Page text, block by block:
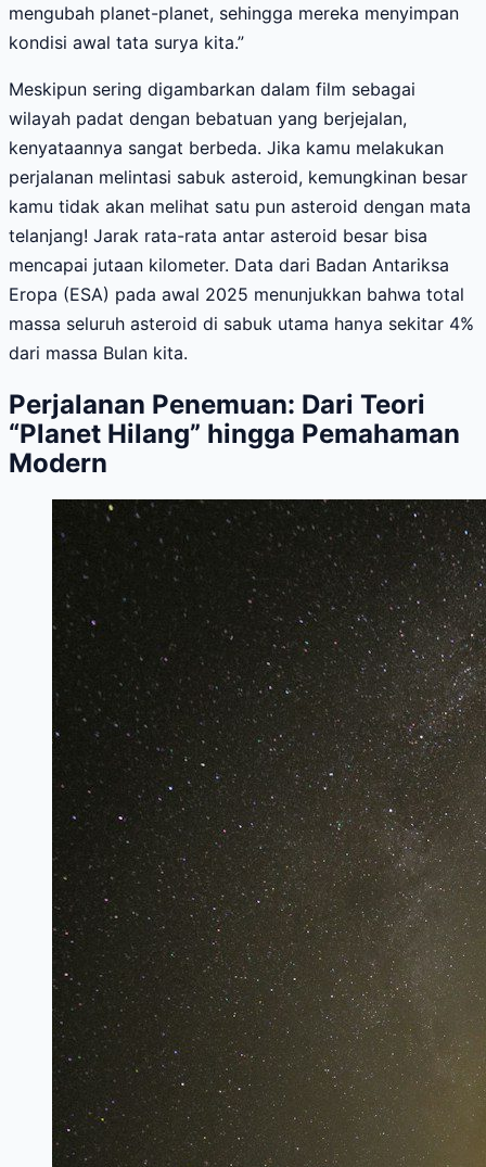
mengubah planet-planet, sehingga mereka menyimpan
kondisi awal tata surya kita.”
Meskipun sering digambarkan dalam film sebagai
wilayah padat dengan bebatuan yang berjejalan,
kenyataannya sangat berbeda. Jika kamu melakukan
perjalanan melintasi sabuk asteroid, kemungkinan besar
kamu tidak akan melihat satu pun asteroid dengan mata
telanjang! Jarak rata-rata antar asteroid besar bisa
mencapai jutaan kilometer. Data dari Badan Antariksa
Eropa (ESA) pada awal 2025 menunjukkan bahwa total
massa seluruh asteroid di sabuk utama hanya sekitar 4%
dari massa Bulan kita.
Perjalanan Penemuan: Dari Teori
“Planet Hilang” hingga Pemahaman
Modern